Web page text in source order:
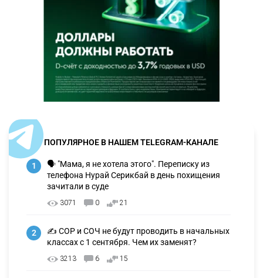
ПОПУЛЯРНОЕ В НАШЕМ TELEGRAM-КАНАЛЕ
1
🗣 "Мама, я не хотела этого". Переписку из
телефона Нурай Серикбай в день похищения
зачитали в суде
3071 0 21
2
✍️ СОР и СОЧ не будут проводить в начальных
классах с 1 сентября. Чем их заменят?
3213 6 15